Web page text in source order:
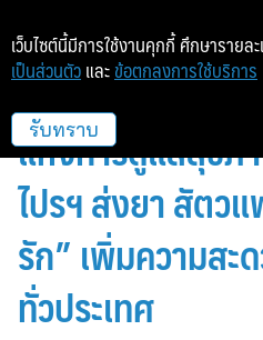
จุฬาฯ – ไปรษณีย์ไ
แห่งการดูแลสุขภ
ไปรฯ ส่งยา สัตว
รัก” เพิ่มความสะ
ทั่วประเทศ
เว็บไซต์นี้มีการใช้งานคุกกี้ ศึกษารายละ
เป็นส่วนตัว และ ข้อตกลงการใช้บริการ
รับทราบ